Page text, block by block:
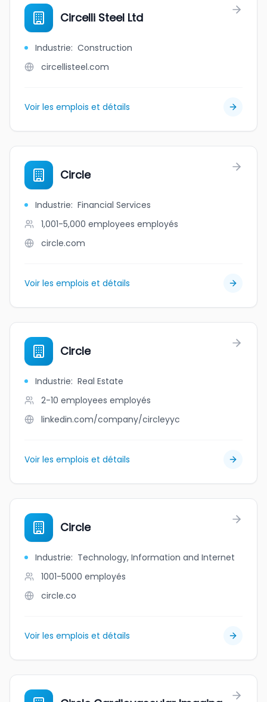
Circelli Steel Ltd
Industrie: Construction
circellisteel.com
Voir les emplois et détails
Circle
Industrie: Financial Services
1,001-5,000 employees employés
circle.com
Voir les emplois et détails
Circle
Industrie: Real Estate
2-10 employees employés
linkedin.com/company/circleyyc
Voir les emplois et détails
Circle
Industrie: Technology, Information and Internet
1001-5000 employés
circle.co
Voir les emplois et détails